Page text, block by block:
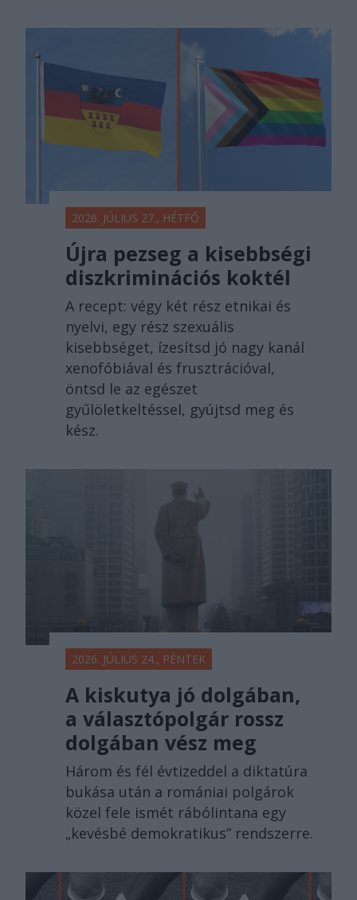
2026. JÚLIUS 27., HÉTFŐ
Újra pezseg a kisebbségi
diszkriminációs koktél
A recept: végy két rész etnikai és
nyelvi, egy rész szexuális
kisebbséget, ízesítsd jó nagy kanál
xenofóbiával és frusztrációval,
öntsd le az egészet
gyűlöletkeltéssel, gyújtsd meg és
kész.
2026. JÚLIUS 24., PÉNTEK
A kiskutya jó dolgában,
a választópolgár rossz
dolgában vész meg
Három és fél évtizeddel a diktatúra
bukása után a romániai polgárok
közel fele ismét rábólintana egy
„kevésbé demokratikus” rendszerre.